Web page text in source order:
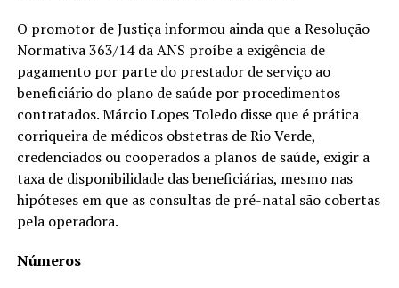
O promotor de Justiça informou ainda que a Resolução
Normativa 363/14 da ANS proíbe a exigência de
pagamento por parte do prestador de serviço ao
beneficiário do plano de saúde por procedimentos
contratados. Márcio Lopes Toledo disse que é prática
corriqueira de médicos obstetras de Rio Verde,
credenciados ou cooperados a planos de saúde, exigir a
taxa de disponibilidade das beneficiárias, mesmo nas
hipóteses em que as consultas de pré-natal são cobertas
pela operadora.
Números